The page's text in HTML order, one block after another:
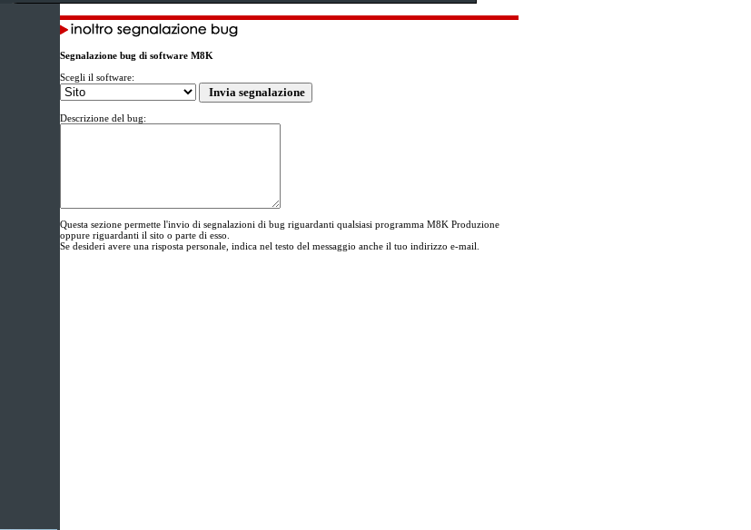
Segnalazione bug di software M8K
Scegli il software:
Descrizione del bug:
Questa sezione permette l'invio di segnalazioni di bug riguardanti qualsiasi programma M8K Produzione
oppure riguardanti il sito o parte di esso.
Se desideri avere una risposta personale, indica nel testo del messaggio anche il tuo indirizzo e-mail.